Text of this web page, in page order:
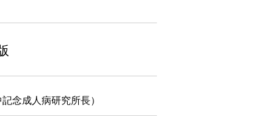
念成人病研究所長）